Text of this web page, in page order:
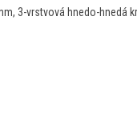
3-vrstvová hnedo-hnedá